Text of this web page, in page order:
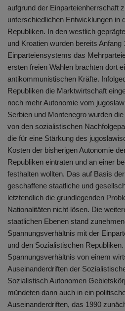
aufgrund der Einparteienherrschaft
unterschiedlichen Entwicklungen in
Republiken. In den westlich
und Kroatien wurden bereits Anfang
Einparteiensystems das
ersten freien Wahlen brachten dort
antikommunistischen Kräfte.
Republiken die Marktwirtschaft
noch mehr Autonomie vom
Serbien und Montenegro wurden
von den sozialistischen
die für eine Stärkung des
Kosten der bisherigen Autonomie
Republiken eintraten und an einer
festhalten wollten. Das auf Basis
geschaffene staatliche und
letztendlich die grundlegenden
Nationalitäten nicht lösen. Die
staatlichen Ebenen stand
Spannungsverhältnis mit der
und den Sozialistischen
Spannungsverhältnis von einem
Auseinanderdriften der
Sozialistisch Autonomen
mündeten dann auch in ein
Auseinanderdriften, das 1990